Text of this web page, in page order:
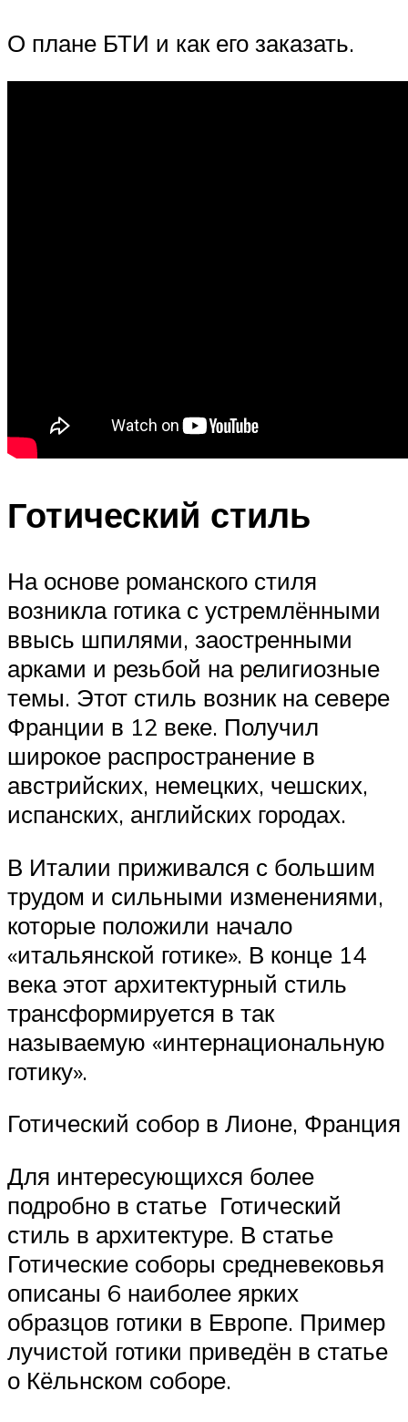
О плане БТИ и как его заказать.
Готический стиль
На основе романского стиля
возникла готика с устремлёнными
ввысь шпилями, заостренными
арками и резьбой на религиозные
темы. Этот стиль возник на севере
Франции в 12 веке. Получил
широкое распространение в
австрийских, немецких, чешских,
испанских, английских городах.
В Италии приживался с большим
трудом и сильными изменениями,
которые положили начало
«итальянской готике». В конце 14
века этот архитектурный стиль
трансформируется в так
называемую «интернациональную
готику».
Готический собор в Лионе, Франция
Для интересующихся более
подробно в статье Готический
стиль в архитектуре. В статье
Готические соборы средневековья
описаны 6 наиболее ярких
образцов готики в Европе. Пример
лучистой готики приведён в статье
о Кёльнском соборе.